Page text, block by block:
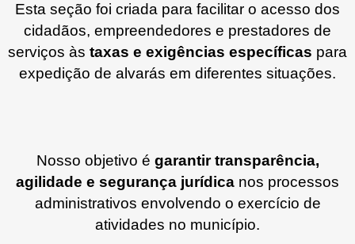
Esta seção foi criada para facilitar o acesso dos
cidadãos, empreendedores e prestadores de
serviços às taxas e exigências específicas para
expedição de alvarás em diferentes situações.
Nosso objetivo é garantir transparência,
agilidade e segurança jurídica nos processos
administrativos envolvendo o exercício de
atividades no município.